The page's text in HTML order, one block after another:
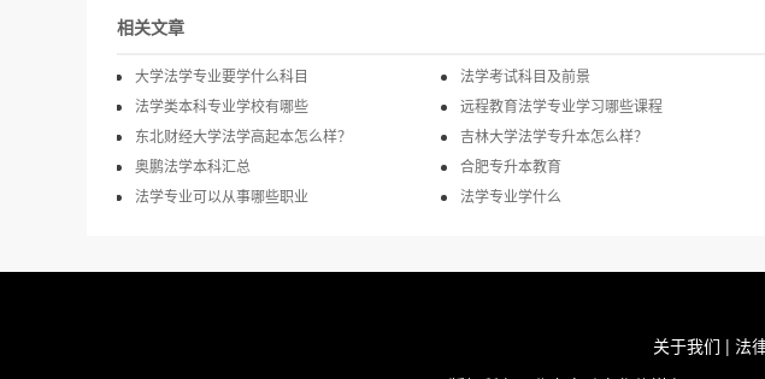
相关文章
大学法学专业要学什么科目 法学考试科目及前景
法学类本科专业学校有哪些
远程教育法学专业学习哪些课程
东北财经大学法学高起本怎么样？
吉林大学法学专升本怎么样？
奥鹏法学本科汇总
合肥专升本教育
法学专业可以从事哪些职业
法学专业学什么
关于我们 | 法